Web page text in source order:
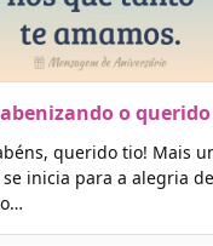
o
querido tio! Mais
inicia para a alegria